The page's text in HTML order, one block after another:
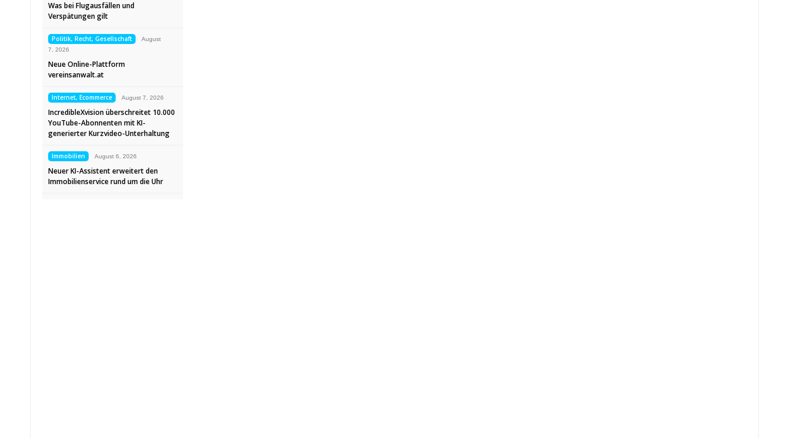
Was bei Flugausfällen und
Verspätungen gilt
Politik, Recht, Gesellschaft
August
7, 2026
Neue Online-Plattform
vereinsanwalt.at
Internet, Ecommerce August 7, 2026
IncredibleXvision überschreitet 10.000
YouTube-Abonnenten mit KI-
generierter Kurzvideo-Unterhaltung
Immobilien August 6, 2026
Neuer KI-Assistent erweitert den
Immobilienservice rund um die Uhr